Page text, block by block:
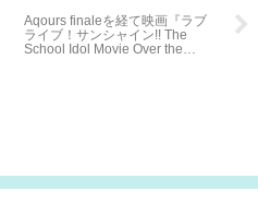
Aqours finaleを経て映画『ラブ
ライブ！サンシャイン!! The
School Idol Movie Over the